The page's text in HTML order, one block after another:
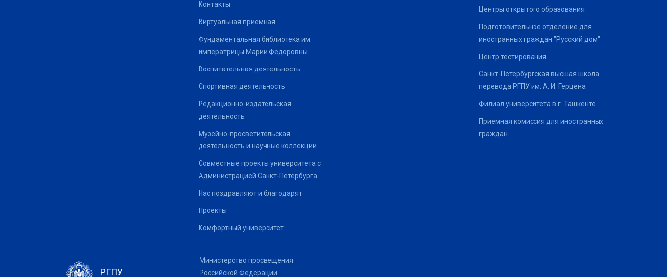
Контакты
Виртуальная приемная
Фундаментальная библиотека им.
императрицы Марии Федоровны
Воспитательная деятельность
Спортивная деятельность
Редакционно-издательская
деятельность
Музейно-просветительская
деятельность и научные коллекции
Совместные проекты университета с
Администрацией Санкт-Петербурга
Нас поздравляют и благодарят
Проекты
Комфортный университет
Центры открытого образования
Подготовительное отделение для
иностранных граждан "Русский дом"
Центр тестирования
Санкт-Петербургская высшая школа
перевода РГПУ им. А. И. Герцена
Филиал университета в г. Ташкенте
Приемная комиссия для иностранных
граждан
РГПУ
Министерство просвещения
Российской Федерации